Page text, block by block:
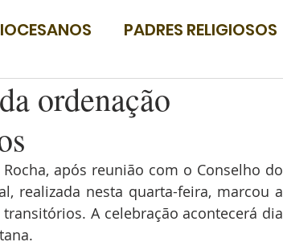
PADRES RELIGIOSOS
ordenação
após reunião com o Conselho do
realizada nesta quarta-feira, marcou a
A celebração acontecerá dia